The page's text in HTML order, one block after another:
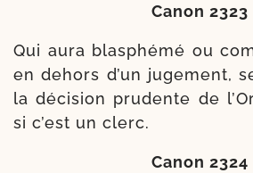
Canon 2323
Qui aura blas­phé­mé ou
en dehors d’un juge­ment,
la déci­sion pru­dente de
si c’est un clerc.
Canon 2324